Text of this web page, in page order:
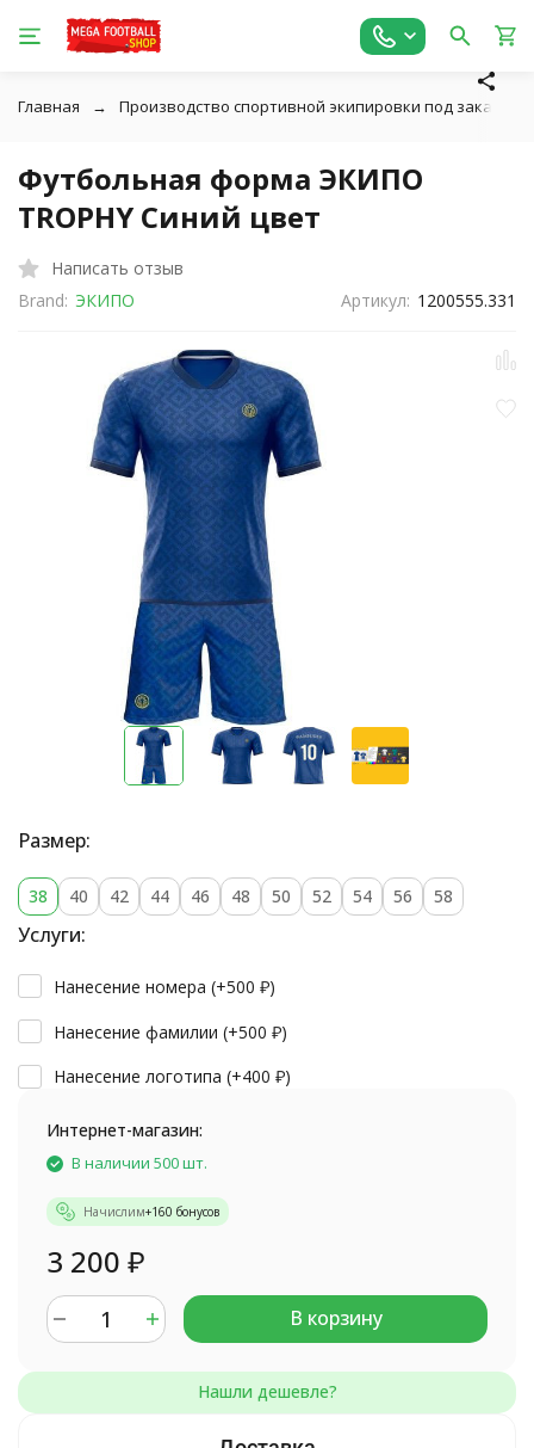
Главная Производство спортивной экипировки под заказ
Футбольная форма ЭКИПО
TROPHY Синий цвет
Написать отзыв
Brand: ЭКИПО Артикул: 1200555.331
Размер:
38 40 42 44 46 48 50 52 54 56 58
Услуги:
Нанесение номера (+500 ₽)
Нанесение фамилии (+500 ₽)
Нанесение логотипа (+400 ₽)
Интернет-магазин:
В наличии 500 шт.
Начислим+160 бонусов
3 200 ₽
В корзину